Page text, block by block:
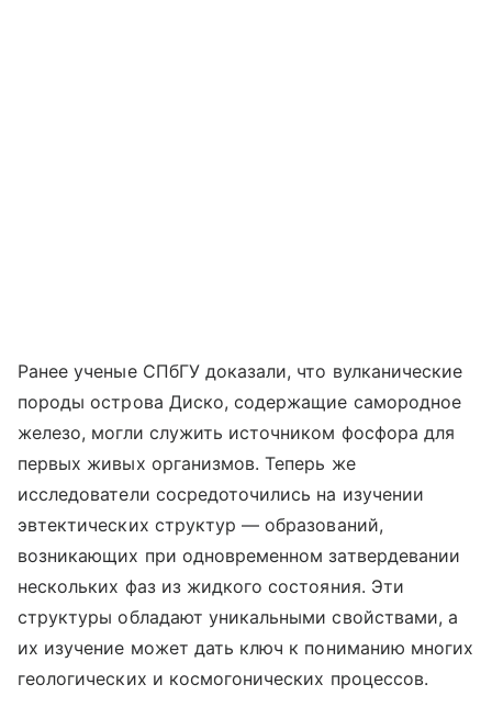
Ранее ученые СПбГУ доказали, что вулканические
породы острова Диско, содержащие самородное
железо, могли служить источником фосфора для
первых живых организмов. Теперь же
исследователи сосредоточились на изучении
эвтектических структур — образований,
возникающих при одновременном затвердевании
нескольких фаз из жидкого состояния. Эти
структуры обладают уникальными свойствами, а
их изучение может дать ключ к пониманию многих
геологических и космогонических процессов.